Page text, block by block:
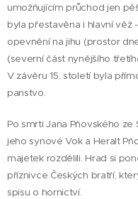
umožňujícím průchod jen
byla přestavěna i hlavní věž
opevnění na jihu (prostor
(severní část nynějšího
V závěru 15. století byla
panstvo.
Po smrti Jana Pňovského
jeho synové Vok a Heralt
majetek rozdělili. Hrad si
příznivce Českých bratří,
spisu o hornictví.